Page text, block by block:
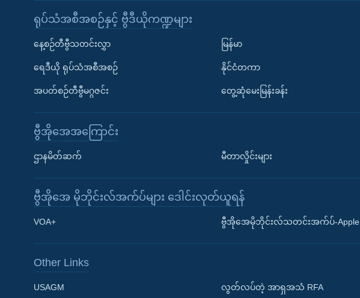
Learning English
ရုပ်သံအစီအစဉ်နှင့် ဗွီဒီယိုကဏ္ဍများ
နေ့စဉ်တီဗွီသတင်းလွှာ
ရေဒီယို ရုပ်သံအစီအစဉ်
အပတ်စဉ်တီဗွီမဂ္ဂဇင်း
မြန်မာ
နိုင်ငံတကာ
တွေ့ဆုံမေးမြန်းခန်း
ဗွီအိုအေအကြောင်း
ဌာနမိတ်ဆက် မီတာလှိုင်းများ
ဗွီအိုအေ မိုဘိုင်းလ်အက်ပ်များ ဒေါင်းလုတ်ယူရန်
VOA+ ဗွီအိုအေမိုဘိုင်းလ်သတင်းအက်ပ်-Apple
Other Links
USAGM လွတ်လပ်တဲ့ အာရှအသံ RFA